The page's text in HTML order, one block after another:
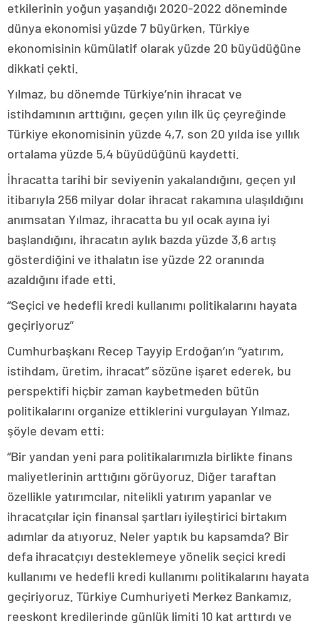
etkilerinin yoğun yaşandığı 2020-2022 döneminde
dünya ekonomisi yüzde 7 büyürken, Türkiye
ekonomisinin kümülatif olarak yüzde 20 büyüdüğüne
dikkati çekti.
Yılmaz, bu dönemde Türkiye’nin ihracat ve
istihdamının arttığını, geçen yılın ilk üç çeyreğinde
Türkiye ekonomisinin yüzde 4,7, son 20 yılda ise yıllık
ortalama yüzde 5,4 büyüdüğünü kaydetti.
İhracatta tarihi bir seviyenin yakalandığını, geçen yıl
itibarıyla 256 milyar dolar ihracat rakamına ulaşıldığını
anımsatan Yılmaz, ihracatta bu yıl ocak ayına iyi
başlandığını, ihracatın aylık bazda yüzde 3,6 artış
gösterdiğini ve ithalatın ise yüzde 22 oranında
azaldığını ifade etti.
“Seçici ve hedefli kredi kullanımı politikalarını hayata
geçiriyoruz”
Cumhurbaşkanı Recep Tayyip Erdoğan’ın “yatırım,
istihdam, üretim, ihracat” sözüne işaret ederek, bu
perspektifi hiçbir zaman kaybetmeden bütün
politikalarını organize ettiklerini vurgulayan Yılmaz,
şöyle devam etti:
“Bir yandan yeni para politikalarımızla birlikte finans
maliyetlerinin arttığını görüyoruz. Diğer taraftan
özellikle yatırımcılar, nitelikli yatırım yapanlar ve
ihracatçılar için finansal şartları iyileştirici birtakım
adımlar da atıyoruz. Neler yaptık bu kapsamda? Bir
defa ihracatçıyı desteklemeye yönelik seçici kredi
kullanımı ve hedefli kredi kullanımı politikalarını hayata
geçiriyoruz. Türkiye Cumhuriyeti Merkez Bankamız,
reeskont kredilerinde günlük limiti 10 kat arttırdı ve